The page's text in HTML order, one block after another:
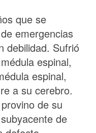
que se
emergencias
debilidad. Sufrió
espinal,
espinal,
a su cerebro.
de su
de